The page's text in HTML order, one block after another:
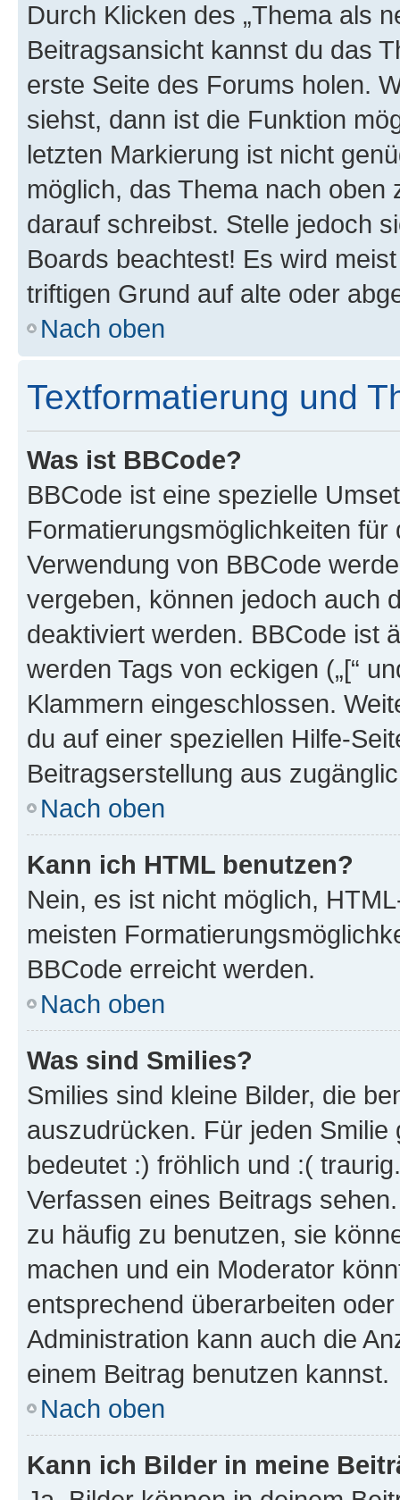
Durch Klicken des „Thema als
Beitragsansicht kannst du das
erste Seite des Forums holen.
siehst, dann ist die Funktion
letzten Markierung ist nicht
möglich, das Thema nach oben
darauf schreibst. Stelle jedoch
Boards beachtest! Es wird
triftigen Grund auf alte oder
Nach oben
Textformatierung und
Was ist BBCode?
BBCode ist eine spezielle
Formatierungsmöglichkeiten
Verwendung von BBCode
vergeben, können jedoch auch
deaktiviert werden. BBCode ist
werden Tags von eckigen („[“
Klammern eingeschlossen.
du auf einer speziellen Hilfe-
Beitragserstellung aus
Nach oben
Kann ich HTML benutzen?
Nein, es ist nicht möglich,
meisten
BBCode erreicht werden.
Nach oben
Was sind Smilies?
Smilies sind kleine Bilder, die
auszudrücken. Für jeden
bedeutet :) fröhlich und :(
Verfassen eines Beitrags
zu häufig zu benutzen, sie
machen und ein Moderator
entsprechend überarbeiten
Administration kann auch die
einem Beitrag benutzen kannst.
Nach oben
Kann ich Bilder in meine